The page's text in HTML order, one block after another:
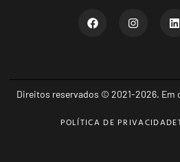
Direitos reservados © 2021-2026. Em
POLÍTICA DE PRIVACIDADE